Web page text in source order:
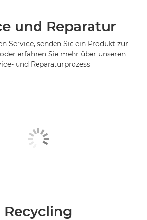
und Reparatur
Service, senden Sie ein Produkt zur
erfahren Sie mehr über unseren
und Reparaturprozess
Recycling